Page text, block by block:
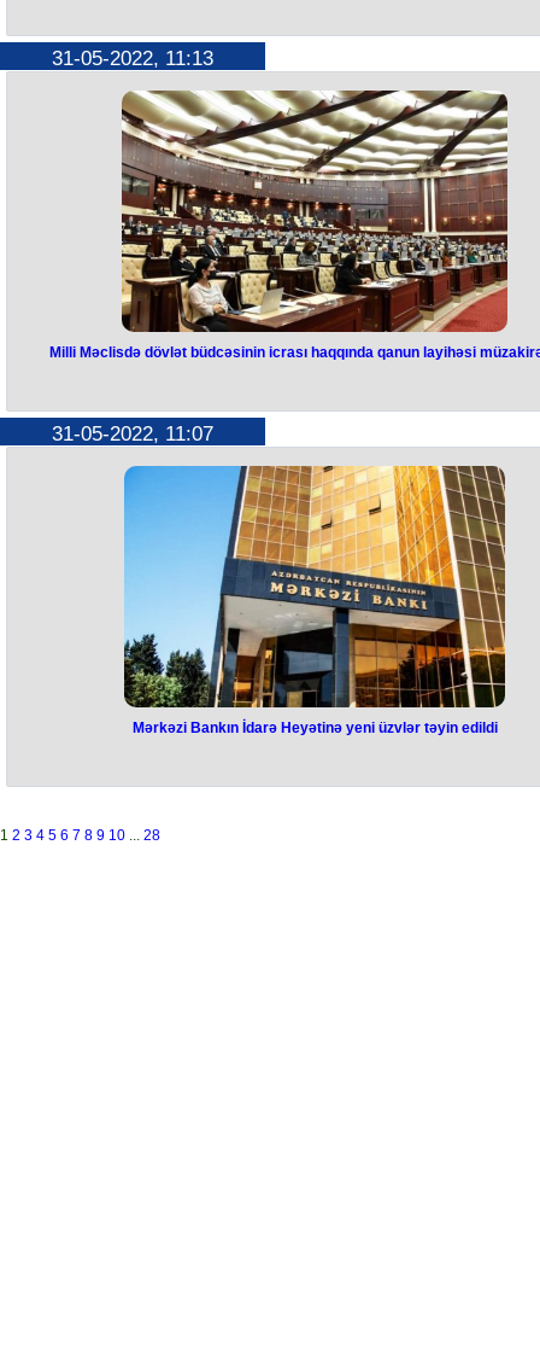
31-05-2022, 11:13
Milli Məclisdə dövlət büdcəsinin icrası haqqında qanun layihəsi
31-05-2022, 11:07
Mərkəzi Bankın İdarə Heyətinə yeni üzvlər təyin edildi
1 2 3 4 5 6 7 8 9 10 ... 28